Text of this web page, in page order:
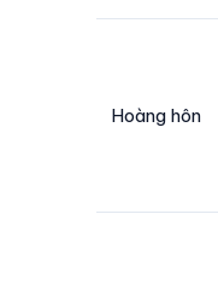
Hoàng hôn